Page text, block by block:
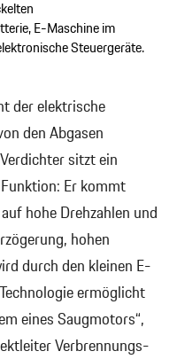
E-Maschine im
Steuergeräte.
der elektrische
den Abgasen
sitzt ein
Er kommt
hohe Drehzahlen und
hohen
durch den kleinen E-
ermöglicht
eines Saugmotors“,
Verbrennungs-